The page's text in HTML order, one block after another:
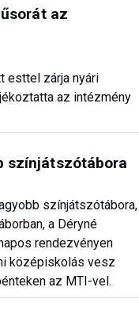
az
esttel zárja nyári
az intézmény
színjátszótábora
színjátszótábora,
a Déryné
rendezvényen
középiskolás vesz
az MTI-vel.